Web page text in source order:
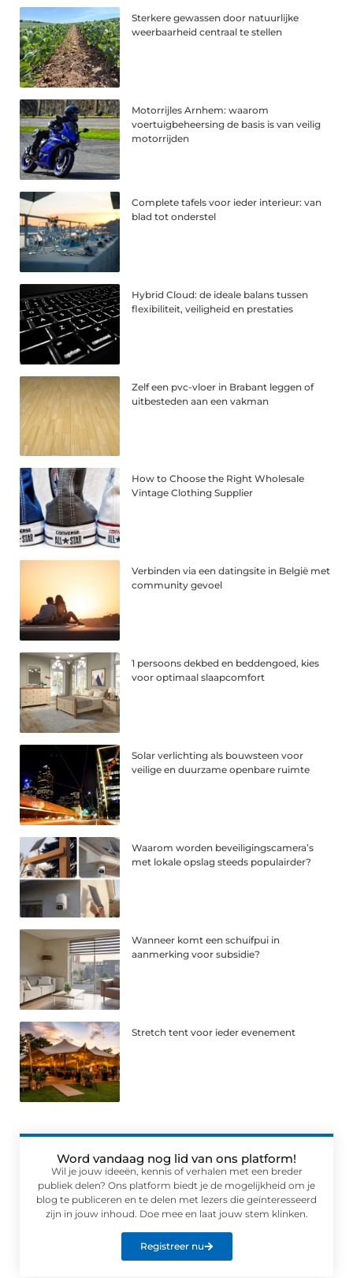
Sterkere gewassen door natuurlijke
weerbaarheid centraal te stellen
Motorrijles Arnhem: waarom
voertuigbeheersing de basis is van veilig
motorrijden
Complete tafels voor ieder interieur: van
blad tot onderstel
Hybrid Cloud: de ideale balans tussen
flexibiliteit, veiligheid en prestaties
Zelf een pvc-vloer in Brabant leggen of
uitbesteden aan een vakman
How to Choose the Right Wholesale
Vintage Clothing Supplier
Verbinden via een datingsite in België met
community gevoel
1 persoons dekbed en beddengoed, kies
voor optimaal slaapcomfort
Solar verlichting als bouwsteen voor
veilige en duurzame openbare ruimte
Waarom worden beveiligingscamera’s
met lokale opslag steeds populairder?
Wanneer komt een schuifpui in
aanmerking voor subsidie?
Stretch tent voor ieder evenement
Word vandaag nog lid van ons platform!
Wil je jouw ideeën, kennis of verhalen met een breder
publiek delen? Ons platform biedt je de mogelijkheid om je
blog te publiceren en te delen met lezers die geïnteresseerd
zijn in jouw inhoud. Doe mee en laat jouw stem klinken.
Registreer nu